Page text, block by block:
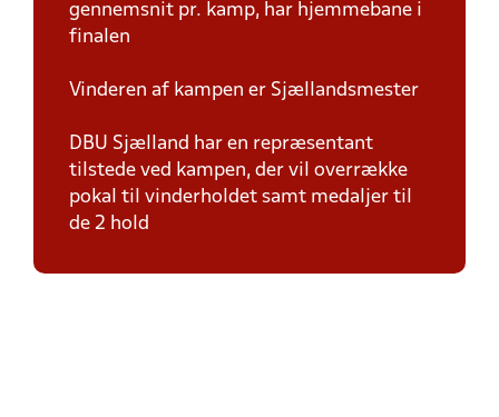
gennemsnit pr. kamp, har hjemmebane i
finalen
Vinderen af kampen er Sjællandsmester
DBU Sjælland har en repræsentant
tilstede ved kampen, der vil overrække
pokal til vinderholdet samt medaljer til
de 2 hold